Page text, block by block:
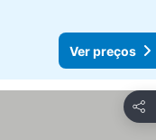
Ver preços